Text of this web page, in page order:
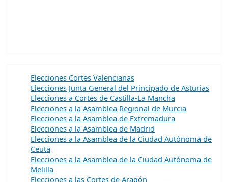
Elecciones Cortes Valencianas
Elecciones Junta General del Principado de Asturias
Elecciones a Cortes de Castilla-La Mancha
Elecciones a la Asamblea Regional de Murcia
Elecciones a la Asamblea de Extremadura
Elecciones a la Asamblea de Madrid
Elecciones a la Asamblea de la Ciudad Autónoma de
Ceuta
Elecciones a la Asamblea de la Ciudad Autónoma de
Melilla
Elecciones a las Cortes de Aragón